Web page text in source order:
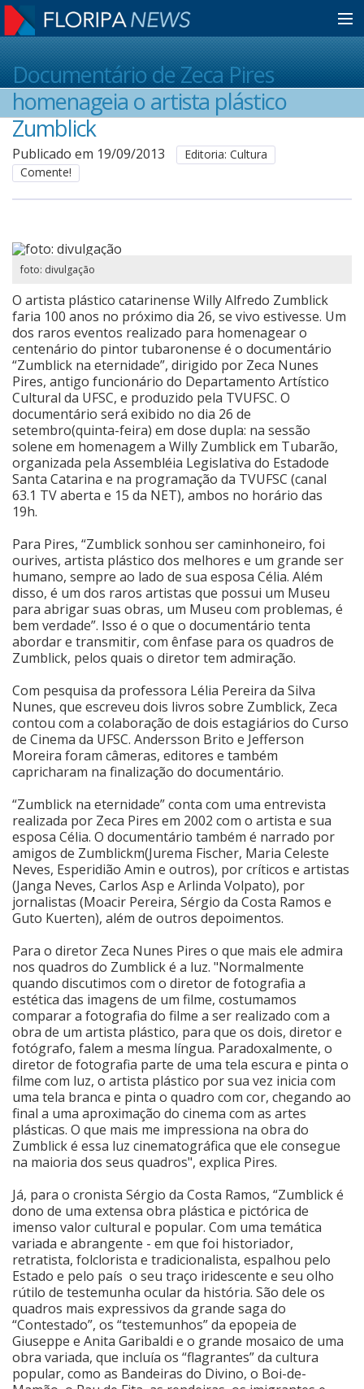
Home
Notícias
Colunistas
Anuncie
Cinema
Agenda Cultural
Anuncie
Fale Conosco
Documentário de Zeca Pires
homenageia o artista plástico
Zumblick
Publicado em 19/09/2013
Editoria: Cultura
Comente!
foto: divulgação
O artista plástico catarinense Willy Alfredo Zumblick
faria 100 anos no próximo dia 26, se vivo estivesse. Um
dos raros eventos realizado para homenagear o
centenário do pintor tubaronense é o documentário
“Zumblick na eternidade”, dirigido por Zeca Nunes
Pires, antigo funcionário do Departamento Artístico
Cultural da UFSC, e produzido pela TVUFSC. O
documentário será exibido no dia 26 de
setembro(quinta-feira) em dose dupla: na sessão
solene em homenagem a Willy Zumblick em Tubarão,
organizada pela Assembléia Legislativa do Estadode
Santa Catarina e na programação da TVUFSC (canal
63.1 TV aberta e 15 da NET), ambos no horário das
19h.
Para Pires, “Zumblick sonhou ser caminhoneiro, foi
ourives, artista plástico dos melhores e um grande ser
humano, sempre ao lado de sua esposa Célia. Além
disso, é um dos raros artistas que possui um Museu
para abrigar suas obras, um Museu com problemas, é
bem verdade”. Isso é o que o documentário tenta
abordar e transmitir, com ênfase para os quadros de
Zumblick, pelos quais o diretor tem admiração.
Com pesquisa da professora Lélia Pereira da Silva
Nunes, que escreveu dois livros sobre Zumblick, Zeca
contou com a colaboração de dois estagiários do Curso
de Cinema da UFSC. Andersson Brito e Jefferson
Moreira foram câmeras, editores e também
capricharam na finalização do documentário.
“Zumblick na eternidade” conta com uma entrevista
realizada por Zeca Pires em 2002 com o artista e sua
esposa Célia. O documentário também é narrado por
amigos de Zumblickm(Jurema Fischer, Maria Celeste
Neves, Esperidião Amin e outros), por críticos e artistas
(Janga Neves, Carlos Asp e Arlinda Volpato), por
jornalistas (Moacir Pereira, Sérgio da Costa Ramos e
Guto Kuerten), além de outros depoimentos.
Para o diretor Zeca Nunes Pires o que mais ele admira
nos quadros do Zumblick é a luz. "Normalmente
quando discutimos com o diretor de fotografia a
estética das imagens de um filme, costumamos
comparar a fotografia do filme a ser realizado com a
obra de um artista plástico, para que os dois, diretor e
fotógrafo, falem a mesma língua. Paradoxalmente, o
diretor de fotografia parte de uma tela escura e pinta o
filme com luz, o artista plástico por sua vez inicia com
uma tela branca e pinta o quadro com cor, chegando ao
final a uma aproximação do cinema com as artes
plásticas. O que mais me impressiona na obra do
Zumblick é essa luz cinematográfica que ele consegue
na maioria dos seus quadros", explica Pires.
Já, para o cronista Sérgio da Costa Ramos, “Zumblick é
dono de uma extensa obra plástica e pictórica de
imenso valor cultural e popular. Com uma temática
variada e abrangente - em que foi historiador,
retratista, folclorista e tradicionalista, espalhou pelo
Estado e pelo país o seu traço iridescente e seu olho
rútilo de testemunha ocular da história. São dele os
quadros mais expressivos da grande saga do
“Contestado”, os “testemunhos” da epopeia de
Giuseppe e Anita Garibaldi e o grande mosaico de uma
obra variada, que incluía os “flagrantes” da cultura
popular, como as Bandeiras do Divino, o Boi-de-